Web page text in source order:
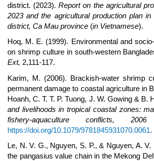
district. (2023).Report on the agricultural
2023 and the agricultural production plan
district, Ca Mau province (in Vietnamese).
Hoq, M. E. (1999). Environmental and
on shrimp culture in south-western
Ext, 2,111-117.
Karim, M. (2006). Brackish-water shrimp
permanent damage to coastal agriculture in
Hoanh, C. T. T. P. Tuong, J. W. Gowing & B.
and livelihoods in tropical coastal zones:
fishery-aquaculture conflicts, 2006
https://doi.org/10.1079/9781845931070.0061.
Le, N. V. G., Nguyen, S. P., & Nguyen, A. V.
the pangasius value chain in the Mekong